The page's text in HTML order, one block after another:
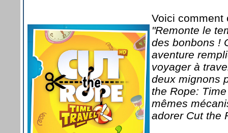
Voici comment
"Remonte le
des bonbons !
aventure
voyager à
deux mignons
the Rope:
mêmes
adorer Cut the